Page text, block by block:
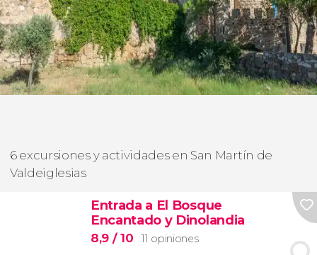
6 excursiones y actividades en San Martín de
Valdeiglesias
Entrada a El Bosque
Encantado y Dinolandia
8,9 / 10 11 opiniones